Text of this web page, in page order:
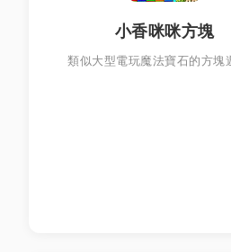
小香咪咪方塊
類似大型電玩魔法寶石的方塊